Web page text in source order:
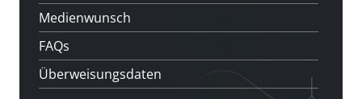
Medienwunsch
FAQs
Überweisungsdaten